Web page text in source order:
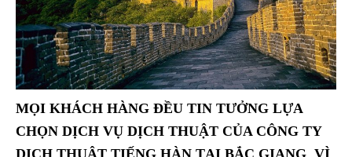
MỌI KHÁCH HÀNG ĐỀU TIN TƯỞNG LỰA
CHỌN DỊCH VỤ DỊCH THUẬT CỦA CÔNG TY